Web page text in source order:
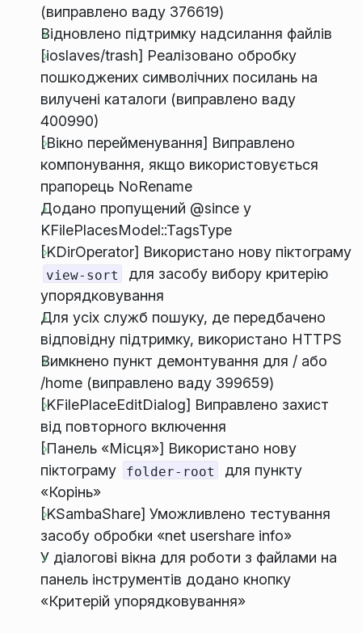
(виправлено ваду 376619)
Відновлено підтримку надсилання файлів
[ioslaves/trash] Реалізовано обробку
пошкоджених символічних посилань на
вилучені каталоги (виправлено ваду
400990)
[Вікно перейменування] Виправлено
компонування, якщо використовується
прапорець NoRename
Додано пропущений @since у
KFilePlacesModel::TagsType
[KDirOperator] Використано нову піктограму
view-sort
для засобу вибору критерію
упорядковування
Для усіх служб пошуку, де передбачено
відповідну підтримку, використано HTTPS
Вимкнено пункт демонтування для / або
/home (виправлено ваду 399659)
[KFilePlaceEditDialog] Виправлено захист
від повторного включення
[Панель «Місця»] Використано нову
піктограму
folder-root
для пункту
«Корінь»
[KSambaShare] Уможливлено тестування
засобу обробки «net usershare info»
У діалогові вікна для роботи з файлами на
панель інструментів додано кнопку
«Критерій упорядковування»